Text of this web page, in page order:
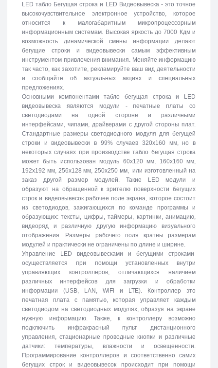
LED табло Бегущая строка и LED Видеовывеска - это точное
высокочувствительное электронное устройство, которое
относится к малогабаритным микропроцессорным
информационным системам. Высокая яркость до 7000 Кдм и
возможность динамической смены информации делают
бегущие строки и видеовывески самым эффективным
инструментом привлечения внимания. Меняйте информацию
так часто, как захотите, рекламируйте ваш вид деятельности
и сообщайте об актуальных акциях и специальных
предложениях.
Основными компонентами табло бегущая строка и LED
видеовывеска являются модули - печатные платы со
светодиодами на одной стороне и различными
интерфейсами, чипами, драйверами с другой стороны плат.
Стандартные размеры светодиодного модуля для бегущей
строки и видеовывески в 99% случаев 320х160 мм, но в
некоторых случаях при производстве табло бегущая строка
может быть использован модуль 60х120 мм, 160х160 мм,
192х192 мм, 256х128 мм, 250х250 мм, или изготовленный на
заказ другой размер модулей. Такие LED модули и
образуют на обращенной к зрителю поверхности бегущих
строк и видеовывесок рабочее поле экрана, которое состоит
из светодиодов, зажигающихся по команде программы и
образующих: тексты, цифры, таймеры, картинки, анимацию,
видеоряд и различную другую информацию визуального
отображения. Размеры рабочего поля кратны размерам
модулей и практически не ограничены по длине и ширине.
Управление LED видеовывесками и бегущими строками
осуществляется при помощи установленных внутри
управляющих контроллеров, отличающихся наличием
различных интерфейсов для загрузки и обработки
информации (USB, LAN, WiFi и LTE). Контроллер это
печатная плата с памятью, которая управляет каждым
светодиодом на светодиодных модулях, образуя на экране
нужную информацию. Также, к контроллеру возможно
подключить инфракрасный пульт дистанционного
управления, стационарные проводные кнопки и различные
датчики: температуры, влажности и освещенности.
Программирование контроллеров и соответственно самих
бегущих строк и видеовывесок происходит при помощи